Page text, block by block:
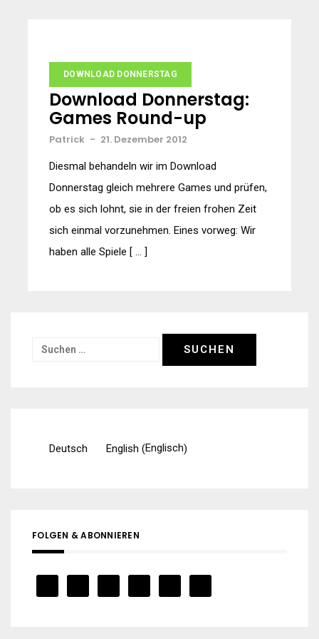
DOWNLOAD DONNERSTAG
Download Donnerstag:
Games Round-up
Patrick - 21. Dezember 2012
Diesmal behandeln wir im Download
Donnerstag gleich mehrere Games und prüfen,
ob es sich lohnt, sie in der freien frohen Zeit
sich einmal vorzunehmen. Eines vorweg: Wir
haben alle Spiele [ … ]
Suchen
Deutsch English (Englisch)
FOLGEN & ABONNIEREN